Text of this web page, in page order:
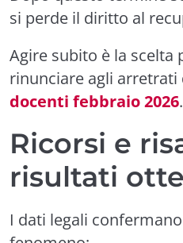
si perde il diritto al
Agire subito è la scelta
rinunciare agli arretrati
docenti febbraio 2026.
Ricorsi e
risultati
I dati legali